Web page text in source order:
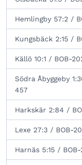
Hemlingby 57:2 /
Kungsbäck 2:15 /
Källö 10:1 / BOB-
Södra Åbyggeby
457
Harkskär 2:84 /
Lexe 27:3 / BOB-
Harnäs 5:15 / BOB-